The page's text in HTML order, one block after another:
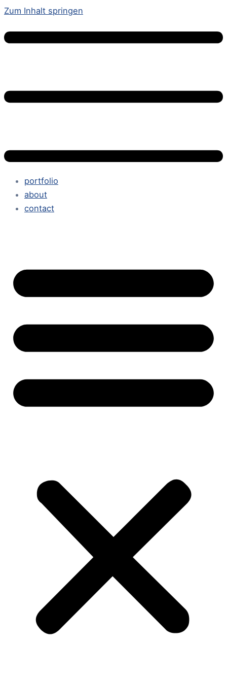
Zum Inhalt springen
portfolio
about
contact